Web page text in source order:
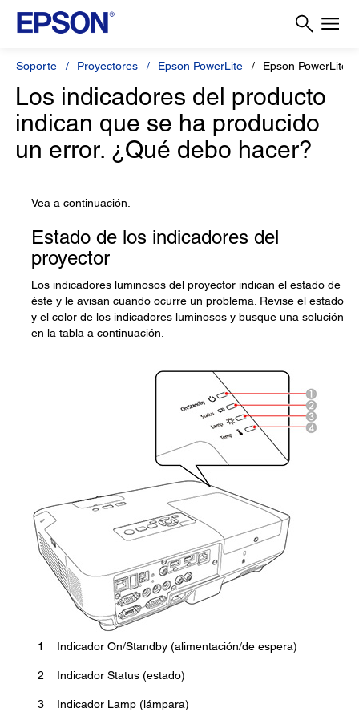
Soporte Proyectores Epson PowerLite Epson PowerLite
Los indicadores del producto
indican que se ha producido
un error. ¿Qué debo hacer?
Vea a continuación.
Estado de los indicadores del
proyector
Los indicadores luminosos del proyector indican el estado de
éste y le avisan cuando ocurre un problema. Revise el estado
y el color de los indicadores luminosos y busque una solución
en la tabla a continuación.
1 Indicador On/Standby (alimentación/de espera)
2 Indicador Status (estado)
3 Indicador Lamp (lámpara)